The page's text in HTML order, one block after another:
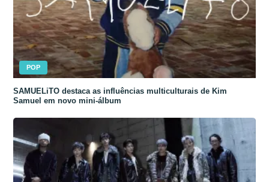
POP
SAMUELiTO destaca as influências multiculturais de Kim
Samuel em novo mini-álbum